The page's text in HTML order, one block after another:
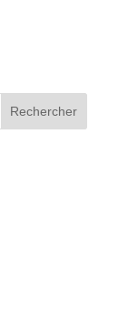
Rechercher